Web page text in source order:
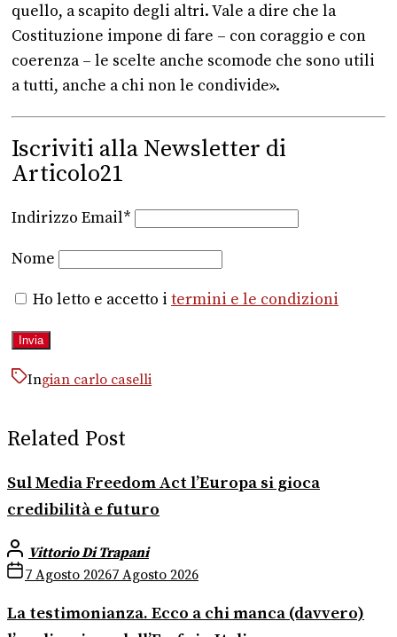
quello, a scapito degli altri. Vale a dire che la
Costituzione impone di fare – con coraggio e con
coerenza – le scelte anche scomode che sono utili
a tutti, anche a chi non le condivide».
Iscriviti alla Newsletter di
Articolo21
Indirizzo Email*
Nome
Ho letto e accetto i termini e le condizioni
Ingian carlo caselli
Related Post
Sul Media Freedom Act l’Europa si gioca
credibilità e futuro
Vittorio Di Trapani
7 Agosto 20267 Agosto 2026
La testimonianza. Ecco a chi manca (davvero)